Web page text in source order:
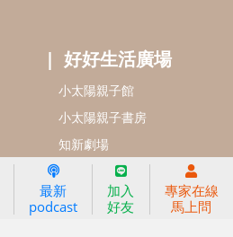
小袋鼠幼師網
最新
podcast
加入
好友
專家在線
馬上問